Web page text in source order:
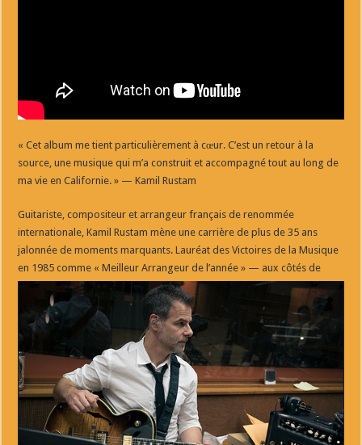
« Cet album me tient particulièrement à cœur. C’est un retour à la
source, une musique qui m’a construit et accompagné tout au long de
ma vie en Californie. » — Kamil Rustam
Guitariste, compositeur et arrangeur français de renommée
internationale, Kamil Rustam mène une carrière de plus de 35 ans
jalonnée de moments marquants. Lauréat des Victoires de la Musique
en 1985 comme « MeilleurArrangeur de l’année » — aux côtés de